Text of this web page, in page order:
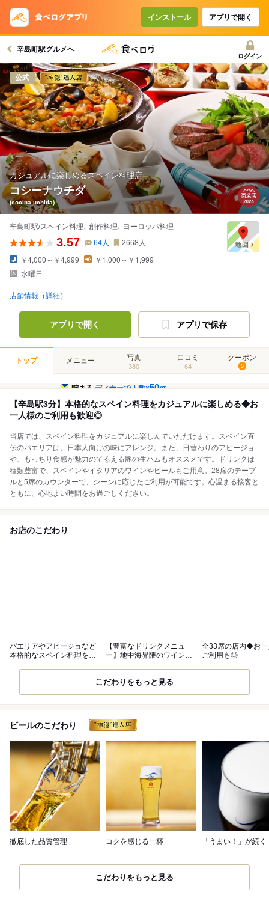
インストール アプリで開く
辛島町駅グルメへ
ログイン
公式
カジュアルに楽しめるスペイン料理店
コシーナウチダ
(cocina uchida)
辛島町駅/スペイン料理､ 創作料理､ ヨーロッパ料理
3.57 64人 2668 人
￥4,000～￥4,999
￥1,000～￥1,999
水曜日
店舗情報（詳細）
アプリで開く アプリで保存
トップ メニュー 写真
380
口コミ
64
クーポン
5
貯まるディナーで人数×50pt
【辛島駅3分】本格的なスペイン料理をカジュアルに楽しめる◆お
一人様のご利用も歓迎◎
当店では、スペイン料理をカジュアルに楽しんでいただけます。スペイン直
伝のパエリアは、日本人向けの味にアレンジ。また、日替わりのアヒージョ
や、もっちり食感が魅力のてるえる豚の生ハムもオススメです。ドリンクは
種類豊富で、スペインやイタリアのワインやビールもご用意。28席のテーブ
ルと5席のカウンターで、シーンに応じたご利用が可能です。心温まる接客と
ともに、心地よい時間をお過ごしください。
お店のこだわり
パエリアやアヒージョなど
本格的なスペイン料理を堪
【豊富なドリンクメニュ
ー】地中海界隈のワインや
全33席の店内◆お一
ご利用も◎
こだわりをもっと見る
ビールのこだわり
徹底した品質管理 コクを感じる一杯 「うまい！」が続く
こだわりをもっと見る
コースで使えるクーポン
戻る
クーポンを利用せず予約する